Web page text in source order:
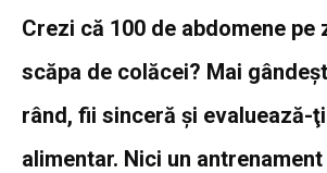
Crezi că 100 de abdomene pe
scăpa de colăcei? Mai
rând, fii sinceră şi evaluează-
alimentar. Nici un